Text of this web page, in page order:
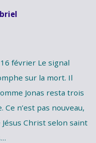
février Le signal
sur la mort. Il
Jonas resta trois
n’est pas nouveau,
Jésus Christ selon saint